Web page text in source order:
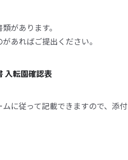
があります。
あればご提出ください。
転園確認表
に従って記載できますので、添付